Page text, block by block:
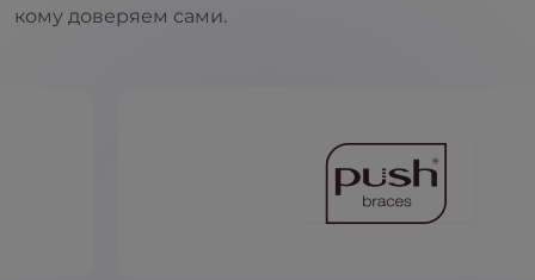
кому доверяем сами.